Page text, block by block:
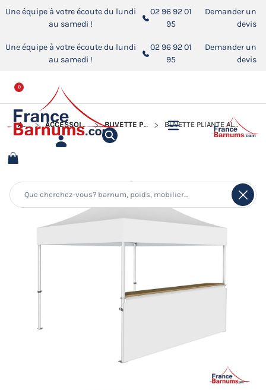
Une équipe à votre écoute du lundi
au samedi !
02 96 92 01
95
Demander un
devis
Une équipe à votre écoute du lundi
au samedi !
02 96 92 01
95
Demander un
devis
0
ACCUEIL ACCESSOIRES POUR BARNUMS PLIANTS BUVETTE PLIANTE - STANDS COMPTOIRS BUVETTE PLIANTE ALU PRO 45 LUXE 3X3M - 380G/M² + 1 COMPTOIR EN BOIS 3M